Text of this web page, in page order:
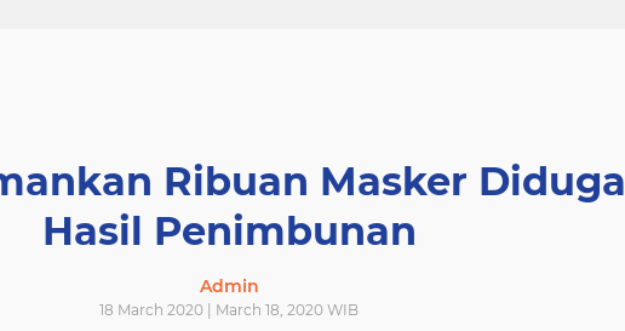
Ribuan Masker Diduga
Hasil Penimbunan
Admin
18 March 2020 | March 18, 2020 WIB